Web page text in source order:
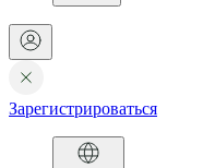
Зарегистрироваться